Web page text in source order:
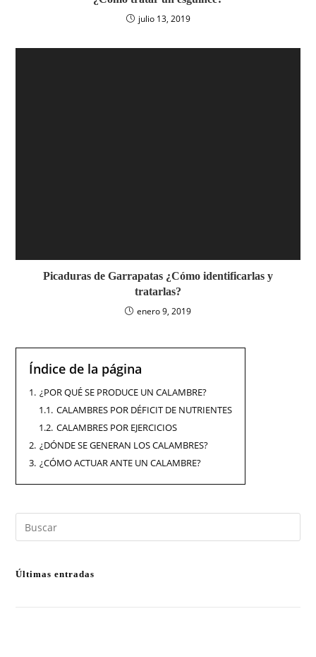
julio 13, 2019
Picaduras de Garrapatas ¿Cómo identificarlas y
tratarlas?
enero 9, 2019
Índice de la página
1. ¿POR QUÉ SE PRODUCE UN CALAMBRE?
1.1. CALAMBRES POR DÉFICIT DE NUTRIENTES
1.2. CALAMBRES POR EJERCICIOS
2. ¿DÓNDE SE GENERAN LOS CALAMBRES?
3. ¿CÓMO ACTUAR ANTE UN CALAMBRE?
Últimas entradas